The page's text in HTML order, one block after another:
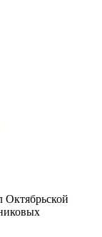
Октябрьской